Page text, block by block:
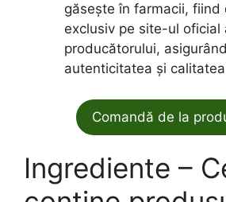
găsește în farmacii, fiind
exclusiv pe site-ul oficial
producătorului,
autenticitatea și
Comandă de la
Ingrediente –